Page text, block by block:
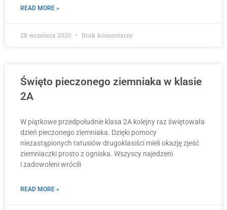
READ MORE »
28 września 2020 Brak komentarzy
Święto pieczonego ziemniaka w klasie
2A
W piątkowe przedpołudnie klasa 2A kolejny raz świętowała
dzień pieczonego ziemniaka. Dzięki pomocy
niezastąpionych tatusiów drugoklasiści mieli okazję zjeść
ziemniaczki prosto z ogniska. Wszyscy najedzeni
i zadowoleni wrócili
READ MORE »